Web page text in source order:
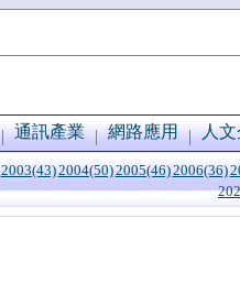
通訊產業 網路應用 人文
2003(43)2004(50)2005(46)2006(36)